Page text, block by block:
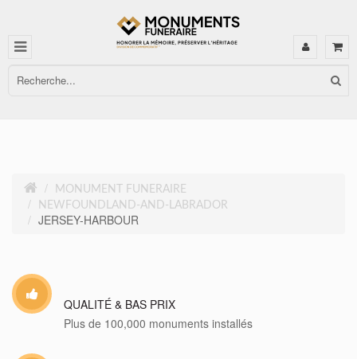
MONUMENT FUNERAIRE
NEWFOUNDLAND-AND-LABRADOR
JERSEY-HARBOUR
QUALITÉ & BAS PRIX
Plus de 100,000 monuments installés